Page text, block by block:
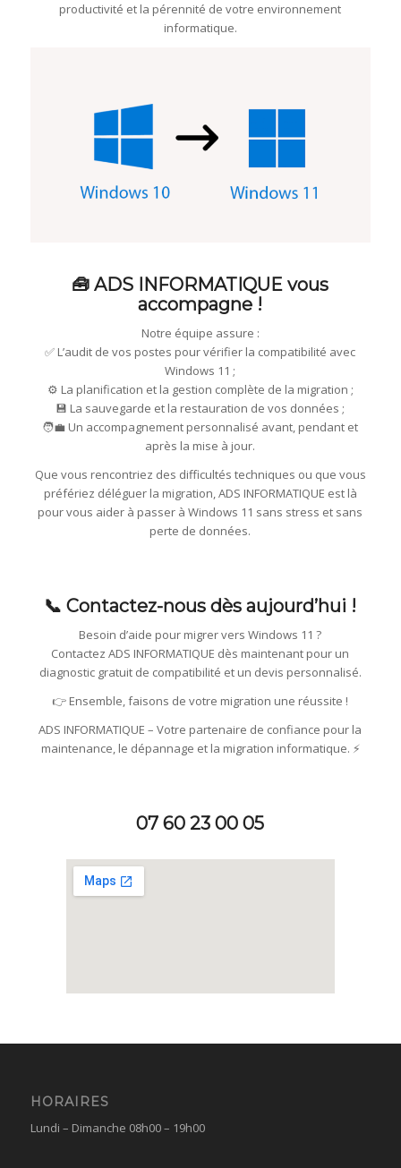
productivité et la pérennité de votre environnement
informatique.
🧰 ADS INFORMATIQUE vous
accompagne !
Notre équipe assure :
✅ L’audit de vos postes pour vérifier la compatibilité avec
Windows 11 ;
⚙️ La planification et la gestion complète de la migration ;
💾 La sauvegarde et la restauration de vos données ;
🧑‍💼 Un accompagnement personnalisé avant, pendant et
après la mise à jour.
Que vous rencontriez des difficultés techniques ou que vous
préfériez déléguer la migration, ADS INFORMATIQUE est là
pour vous aider à passer à Windows 11 sans stress et sans
perte de données.
📞 Contactez-nous dès aujourd’hui !
Besoin d’aide pour migrer vers Windows 11 ?
Contactez ADS INFORMATIQUE dès maintenant pour un
diagnostic gratuit de compatibilité et un devis personnalisé.
👉 Ensemble, faisons de votre migration une réussite !
ADS INFORMATIQUE – Votre partenaire de confiance pour la
maintenance, le dépannage et la migration informatique. ⚡
07 60 23 00 05
HORAIRES
Lundi – Dimanche 08h00 – 19h00